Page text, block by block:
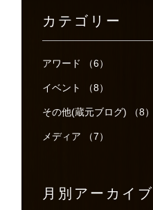
カテゴリー
アワード （6）
イベント （8）
その他(蔵元ブログ) （8）
メディア （7）
月別アーカイブ